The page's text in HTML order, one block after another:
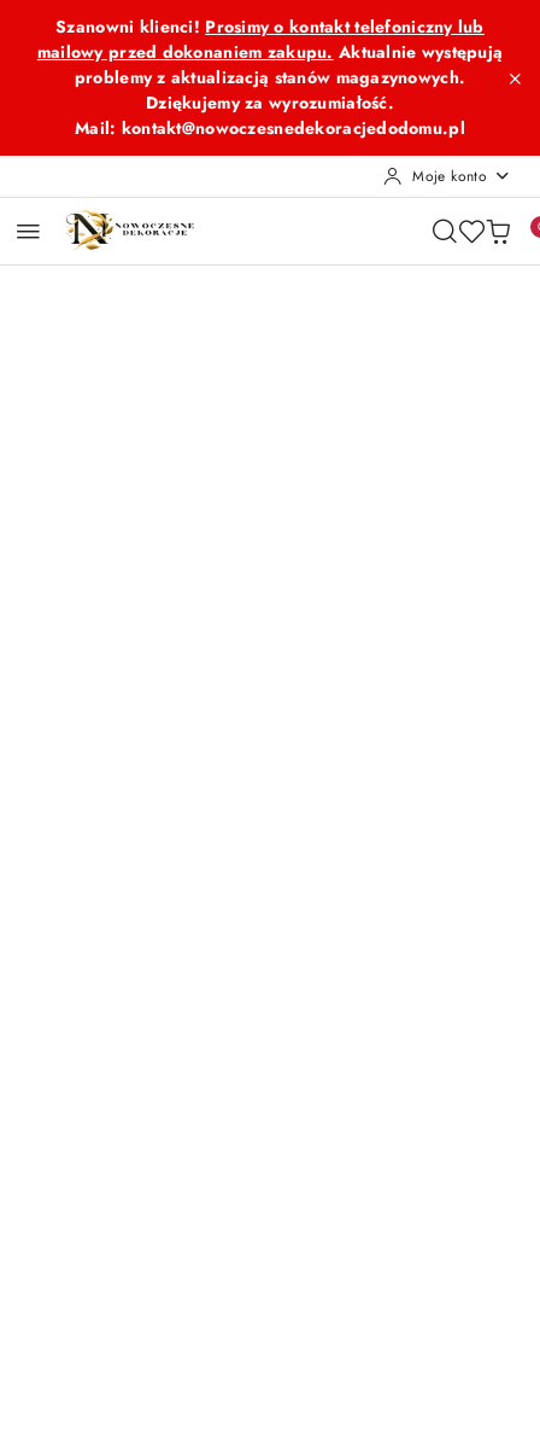
Przejdź do treści głównej
Przejdź do wyszukiwarki
Przejdź do moje konto
Przejdź do menu głównego
Przejdź do opisu produktu
Przejdź do stopki
Szanowni klienci! Prosimy o kontakt telefoniczny lub
mailowy przed dokonaniem zakupu. Aktualnie występują
problemy z aktualizacją stanów magazynowych.
Dziękujemy za wyrozumiałość.
Mail: kontakt@nowoczesnedekoracjedodomu.pl
Moje konto